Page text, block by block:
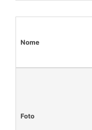
Nome
Foto